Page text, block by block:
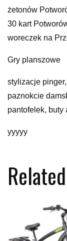
żetonów
30 kart
woreczek na
Gry planszowe
stylizacje
paznokcie
pantofelek, buty
yyyyy